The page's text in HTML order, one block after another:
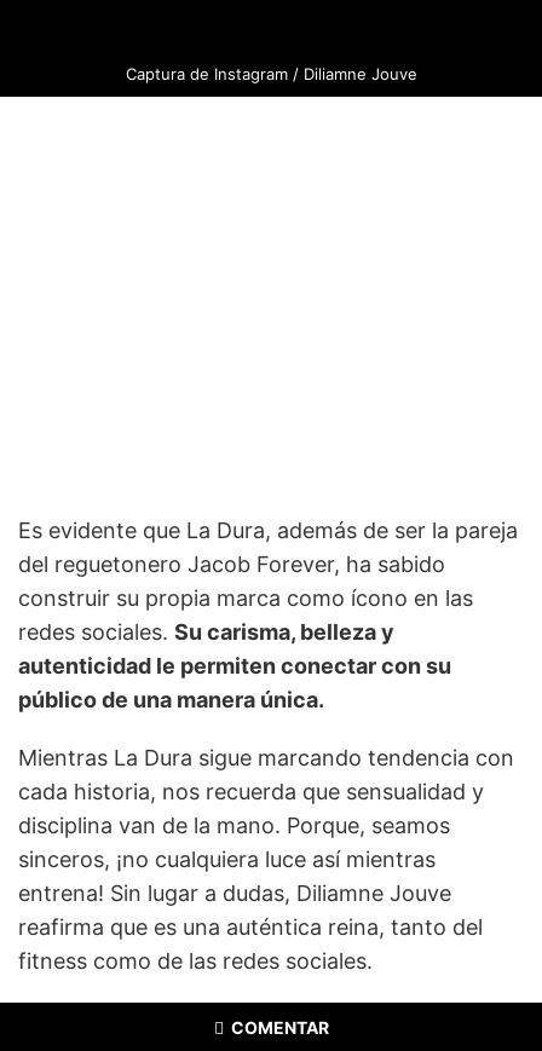
Captura de Instagram / Diliamne Jouve
Es evidente que La Dura, además de ser la pareja
del reguetonero Jacob Forever, ha sabido
construir su propia marca como ícono en las
redes sociales. Su carisma, belleza y
autenticidad le permiten conectar con su
público de una manera única.
Mientras La Dura sigue marcando tendencia con
cada historia, nos recuerda que sensualidad y
disciplina van de la mano. Porque, seamos
sinceros, ¡no cualquiera luce así mientras
entrena! Sin lugar a dudas, Diliamne Jouve
reafirma que es una auténtica reina, tanto del
fitness como de las redes sociales.
COMENTAR